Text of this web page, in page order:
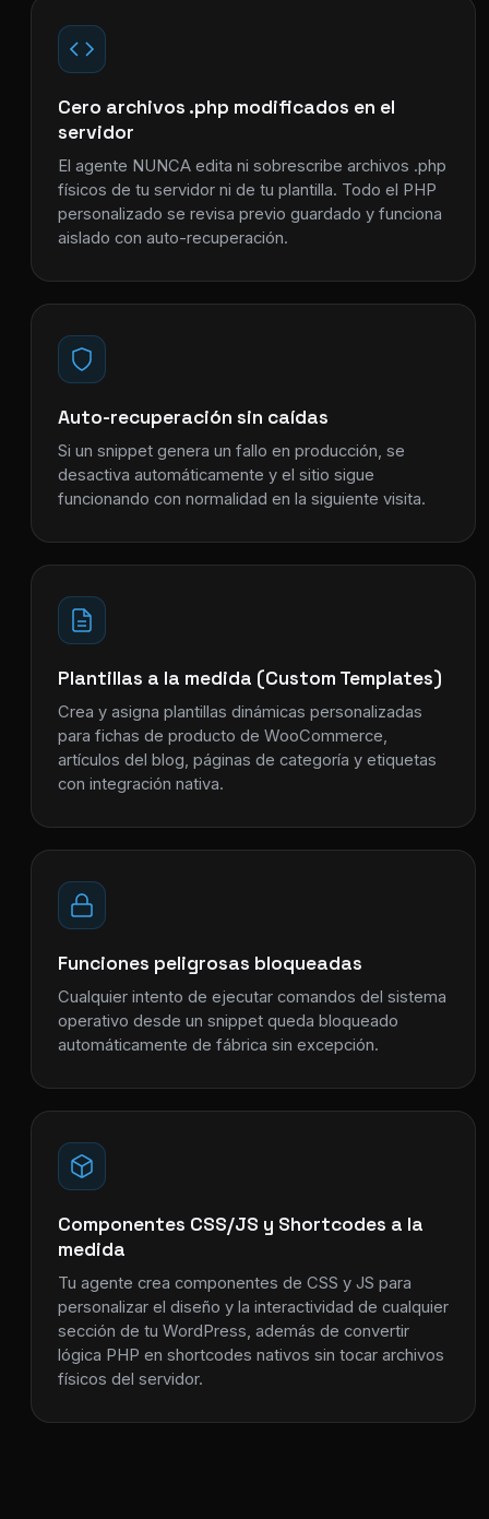
Cero archivos .php modificados en el
servidor
El agente NUNCA edita ni sobrescribe archivos .php
físicos de tu servidor ni de tu plantilla. Todo el PHP
personalizado se revisa previo guardado y funciona
aislado con auto-recuperación.
Auto-recuperación sin caídas
Si un snippet genera un fallo en producción, se
desactiva automáticamente y el sitio sigue
funcionando con normalidad en la siguiente visita.
Plantillas a la medida (Custom Templates)
Crea y asigna plantillas dinámicas personalizadas
para fichas de producto de WooCommerce,
artículos del blog, páginas de categoría y etiquetas
con integración nativa.
Funciones peligrosas bloqueadas
Cualquier intento de ejecutar comandos del sistema
operativo desde un snippet queda bloqueado
automáticamente de fábrica sin excepción.
Componentes CSS/JS y Shortcodes a la
medida
Tu agente crea componentes de CSS y JS para
personalizar el diseño y la interactividad de cualquier
sección de tu WordPress, además de convertir
lógica PHP en shortcodes nativos sin tocar archivos
físicos del servidor.